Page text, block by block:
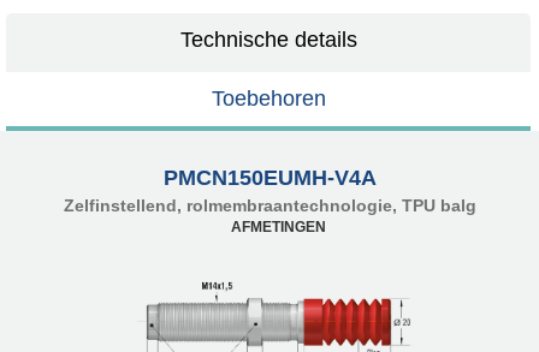
Technische details
Toebehoren
PMCN150EUMH-V4A
Zelfinstellend, rolmembraantechnologie, TPU balg
AFMETINGEN